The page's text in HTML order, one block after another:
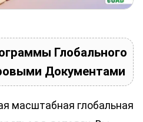
Глобального
Документами
масштабная глобальная